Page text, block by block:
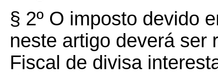
§ 2º O imposto devido
neste artigo deverá ser
Fiscal de divisa